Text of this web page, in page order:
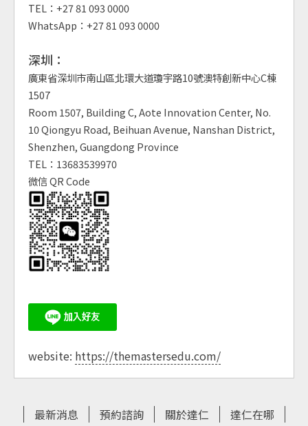
TEL：+27 81 093 0000
WhatsApp：+27 81 093 0000
深圳：
廣東省深圳市南山區北環大道瓊宇路10號澳特創新中心C棟
1507
Room 1507, Building C, Aote Innovation Center, No.
10 Qiongyu Road, Beihuan Avenue, Nanshan District,
Shenzhen, Guangdong Province
TEL：13683539970
微信 QR Code
website: https://themastersedu.com/
最新消息 預約諮詢 關於達仁 達仁在哪